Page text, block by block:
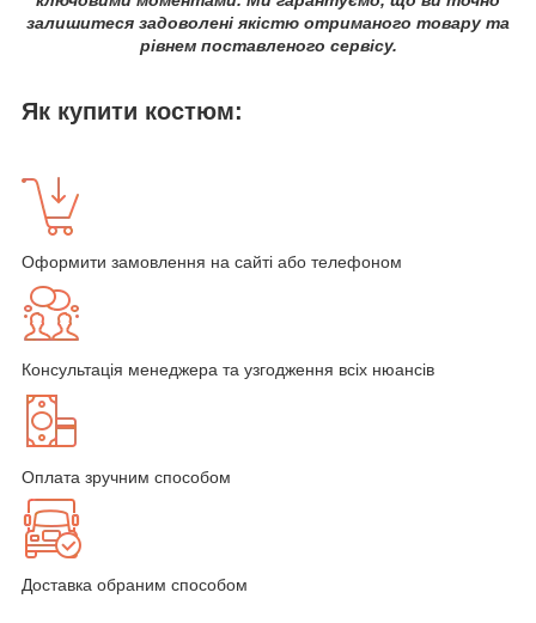
залишитеся задоволені якістю отриманого товару та
рівнем поставленого сервісу.
Як купити костюм:
Оформити замовлення на сайті або телефоном
Консультація менеджера та узгодження всіх нюансів
Оплата зручним способом
Доставка обраним способом